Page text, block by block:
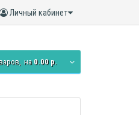
Личный кабинет
на 0.00 р.